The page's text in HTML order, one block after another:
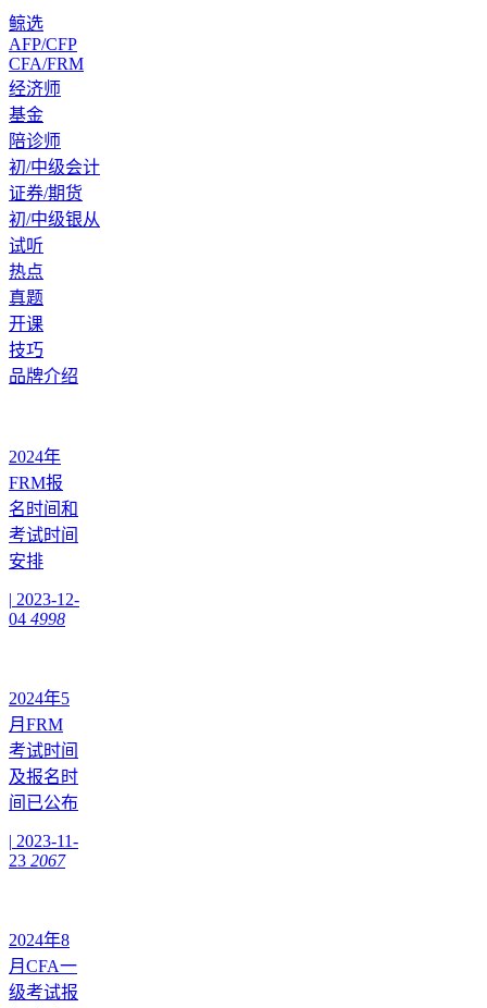
鲸选
AFP/CFP
CFA/FRM
经济师
基金
陪诊师
初/中级会计
证券/期货
初/中级银从
试听
热点
真题
开课
技巧
品牌介绍
2024年
FRM报
名时间和
考试时间
安排
| 2023-12-
04 4998
2024年5
月FRM
考试时间
及报名时
间已公布
| 2023-11-
23 2067
2024年8
月CFA一
级考试报